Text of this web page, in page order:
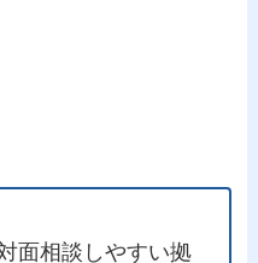
面相談しやすい拠